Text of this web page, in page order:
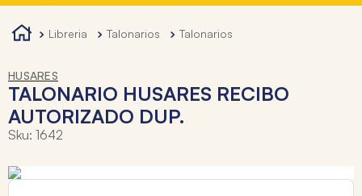
libreria talonarios talonarios
HUSARES
TALONARIO HUSARES RECIBO
AUTORIZADO DUP.
Sku: 1642
1.
hot wheels
3.
toy story
4. marcadores